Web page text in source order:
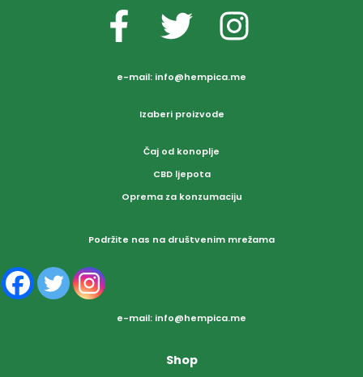
e-mail: info@hempica.me
Izaberi proizvode
Čaj od konoplje
CBD ljepota
Oprema za konzumaciju
Podržite nas na društvenim mrežama
e-mail: info@hempica.me
Shop